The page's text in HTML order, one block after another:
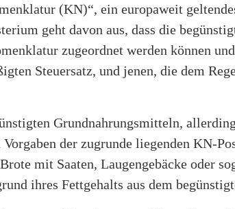
(KN)“, ein europaweit
geht davon aus, dass die
zugeordnet werden können
Steuersatz, und jenen, die dem
Grundnahrungsmitteln,
der zugrunde liegenden KN-
mit Saaten, Laugengebäcke oder
ihres Fettgehalts aus dem